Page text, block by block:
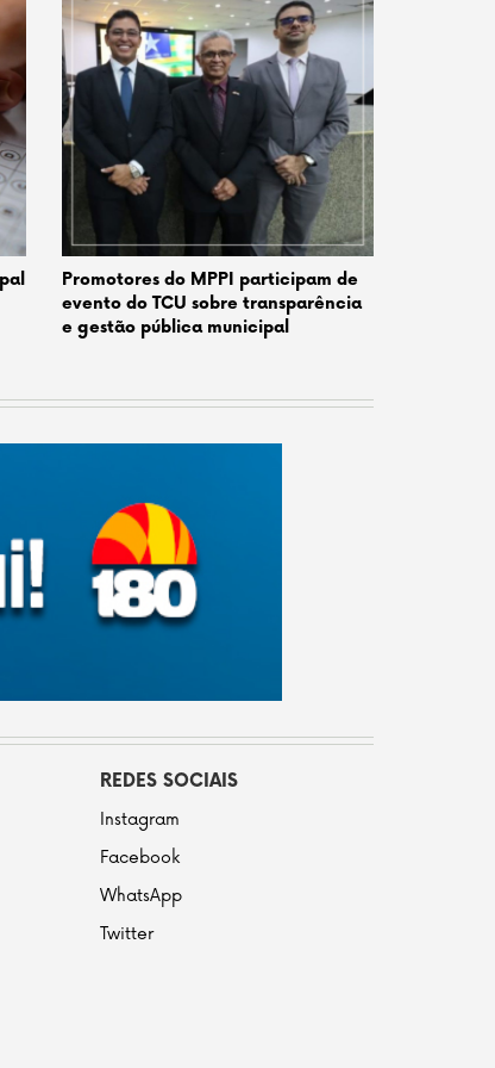
Promotores do MPPI participam de
evento do TCU sobre transparência
e gestão pública municipal
REDES SOCIAIS
Instagram
Facebook
WhatsApp
Twitter